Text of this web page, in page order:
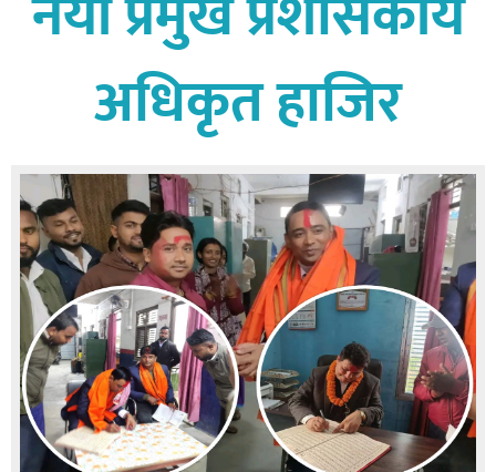
बागमती
सुदूरपश्चिम
विशेष
राजनीति
प्रमुख
समाचार
राष्ट्रिय
अन्तराष्ट्रिय
अन्तरबार्ता
अधिकृत हाजिर